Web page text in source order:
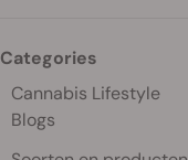
Categories
Cannabis Lifestyle
Blogs